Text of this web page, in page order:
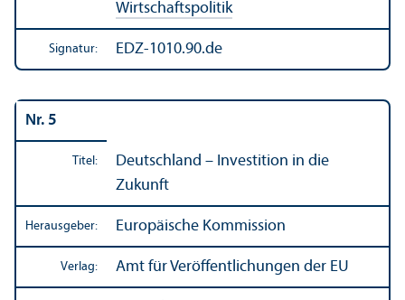
Wirtschafts­politik
Signatur: EDZ-1010.90.de
Nr. 5
Titel:
Deutschland – Investition in die
Zukunft
Herausgeber: Europäische Kommission
Verlag: Amt für Veröffentlichungen der EU